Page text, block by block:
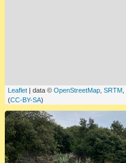
Leaflet | data © OpenStreetMap SRTM
(CC-BY-SA)